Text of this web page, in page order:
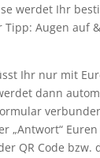
werdet Ihr
Tipp: Augen auf
Ihr nur mit
dann
„Antwort“ Euren
QR Code